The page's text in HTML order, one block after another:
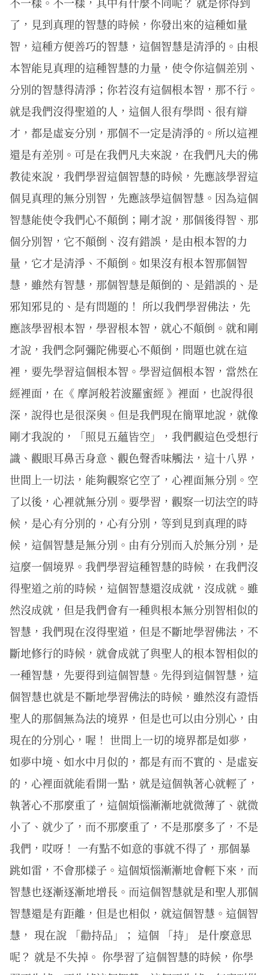
了，見到真理的智慧的時候，你發出來的這種如量
智，這種方便善巧的智慧，這個智慧是清淨的。由根
本智能見真理的這種智慧的力量，使令你這個差別、
分別的智慧得清淨；你若沒有這個根本智，那不行。
就是我們沒得聖道的人，這個人很有學問、很有辯
才，都是虛妄分別，那個不一定是清淨的。所以這裡
還是有差別。可是在我們凡夫來說，在我們凡夫的佛
教徒來說，我們學習這個智慧的時候，先應該學習這
個見真理的無分別智，先應該學這個智慧。因為這個
智慧能使令我們心不顛倒；剛才說，那個後得智、那
個分別智，它不顛倒、沒有錯誤，是由根本智的力
量，它才是清淨、不顛倒。如果沒有根本智那個智
慧，雖然有智慧，那個智慧是顛倒的、是錯誤的、是
邪知邪見的、是有問題的！ 所以我們學習佛法，先
應該學習根本智，學習根本智，就心不顛倒。就和剛
才說，我們念阿彌陀佛要心不顛倒，問題也就在這
裡，要先學習這個根本智。學習這個根本智，當然在
經裡面，在《 摩訶般若波羅蜜經 》裡面，也說得很
深，說得也是很深奧。但是我們現在簡單地說，就像
剛才我說的，「照見五蘊皆空」，我們觀這色受想行
識、觀眼耳鼻舌身意、觀色聲香味觸法，這十八界，
世間上一切法，能夠觀察它空了，心裡面無分別。空
了以後，心裡就無分別。要學習，觀察一切法空的時
候，是心有分別的，心有分別，等到見到真理的時
候，這個智慧是無分別。由有分別而入於無分別，是
這麼一個境界。我們學習這種智慧的時候，在我們沒
得聖道之前的時候，這個智慧還沒成就，沒成就。雖
然沒成就，但是我們會有一種與根本無分別智相似的
智慧，我們現在沒得聖道，但是不斷地學習佛法，不
斷地修行的時候，就會成就了與聖人的根本智相似的
一種智慧，先要得到這個智慧。先得到這個智慧，這
個智慧也就是不斷地學習佛法的時候，雖然沒有證悟
聖人的那個無為法的境界，但是也可以由分別心，由
現在的分別心，喔！ 世間上一切的境界都是如夢，
如夢中境、如水中月似的，都是有而不實的、是虛妄
的，心裡面就能看開一點，就是這個執著心就輕了，
執著心不那麼重了，這個煩惱漸漸地就微薄了、就微
小了、就少了，而不那麼重了，不是那麼多了，不是
我們，哎呀！ 一有點不如意的事就不得了，那個暴
跳如雷，不會那樣子。這個煩惱漸漸地會輕下來，而
智慧也逐漸逐漸地增長。而這個智慧就是和聖人那個
智慧還是有距離，但是也相似，就這個智慧。這個智
慧， 現在說 「勸持品」； 這個 「持」 是什麼意思
呢？ 就是不失掉。 你學習了這個智慧的時候，你學